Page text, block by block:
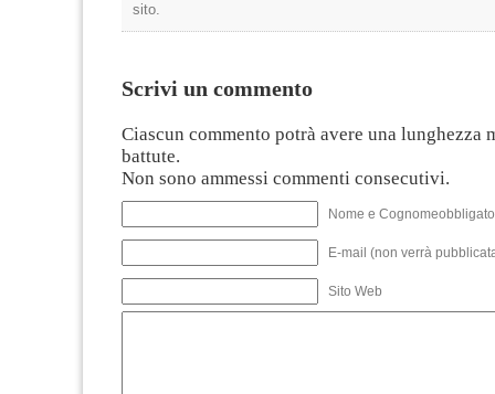
sito.
Scrivi un commento
Ciascun commento potrà avere una lunghezza
battute.
Non sono ammessi commenti consecutivi.
Nome e
E-mail (non verrà
Sito Web